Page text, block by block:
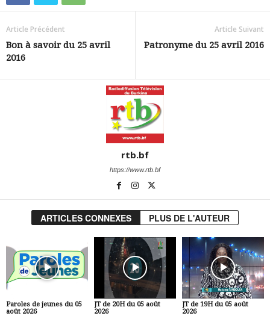
Article Précédent
Bon à savoir du 25 avril
2016
Article Suivant
Patronyme du 25 avril 2016
rtb.bf
https://www.rtb.bf
ARTICLES CONNEXES PLUS DE L'AUTEUR
Paroles de jeunes du 05
août 2026
JT de 20H du 05 août
2026
JT de 19H du 05 août
2026